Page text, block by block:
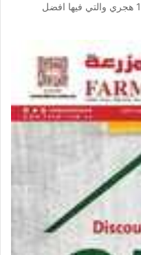
2015 عروض حصرية اليوم 7 صفر 1437 هجري والتي فيها افضل